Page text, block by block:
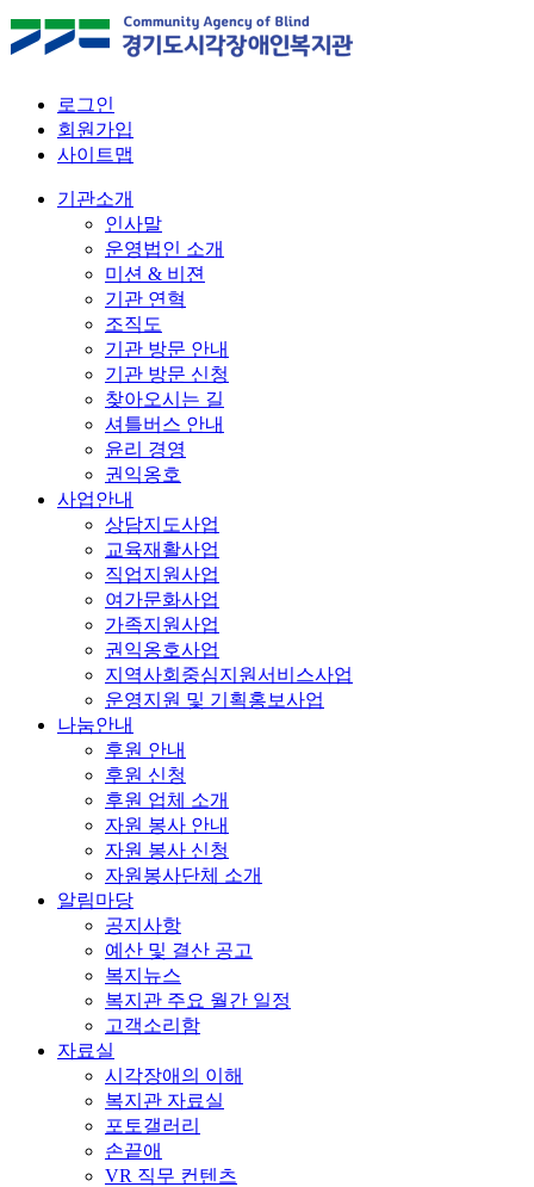
로그인
회원가입
사이트맵
기관소개
인사말
운영법인 소개
미션 & 비젼
기관 연혁
조직도
기관 방문 안내
기관 방문 신청
찾아오시는 길
셔틀버스 안내
윤리 경영
권익옹호
사업안내
상담지도사업
교육재활사업
직업지원사업
여가문화사업
가족지원사업
권익옹호사업
지역사회중심지원서비스사업
운영지원 및 기획홍보사업
나눔안내
후원 안내
후원 신청
후원 업체 소개
자원 봉사 안내
자원 봉사 신청
자원봉사단체 소개
알림마당
공지사항
예산 및 결산 공고
복지뉴스
복지관 주요 월간 일정
고객소리함
자료실
시각장애의 이해
복지관 자료실
포토갤러리
손끝애
VR 직무 컨텐츠